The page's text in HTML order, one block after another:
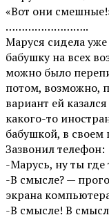
«Вот они
……………………..
Маруся сидела
бабушку на всех
можно было
потом, возможно,
вариант ей
какого-то
бабушкой, в своем
Зазвонил телефон:
-Марусь, ну ты где
-В смысле? —
экрана
-В смысле! В